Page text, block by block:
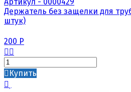
Держатель без защелки для
штук)
200 Р
Купить